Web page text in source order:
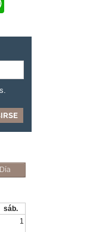
Día
sáb.
1